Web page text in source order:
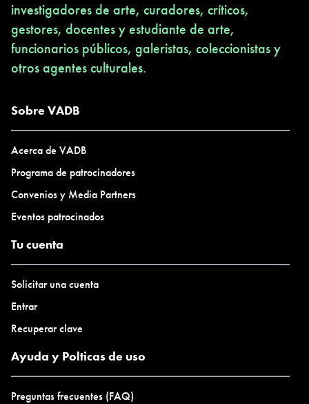
investigadores de arte, curadores, críticos,
gestores, docentes y estudiante de arte,
funcionarios públicos, galeristas, coleccionistas y
otros agentes culturales.
Sobre VADB
Acerca de VADB
Programa de patrocinadores
Convenios y Media Partners
Eventos patrocinados
Tu cuenta
Solicitar una cuenta
Entrar
Recuperar clave
Ayuda y Polticas de uso
Preguntas frecuentes (FAQ)